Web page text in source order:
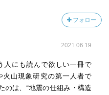
フォロー
2021.06.19
人にも読んで欲しい一冊で
山現象研究の第一人者で
のは、“地震の仕組み・構造